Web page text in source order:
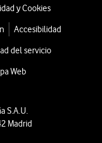
y Cookies
Accesibilidad
del servicio
Web
S.A.U.
Madrid